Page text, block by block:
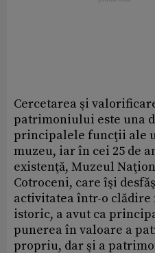
Cercetarea şi
patrimoniului este una
principalele funcţii ale
muzeu, iar în cei 25 de
existenţă, Muzeul
Cotroceni, care îşi
activitatea într-o clădire
istoric, a avut ca
punerea în valoare a
propriu, dar şi a